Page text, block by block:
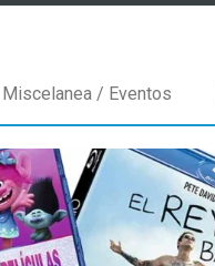
Miscelanea / Eventos